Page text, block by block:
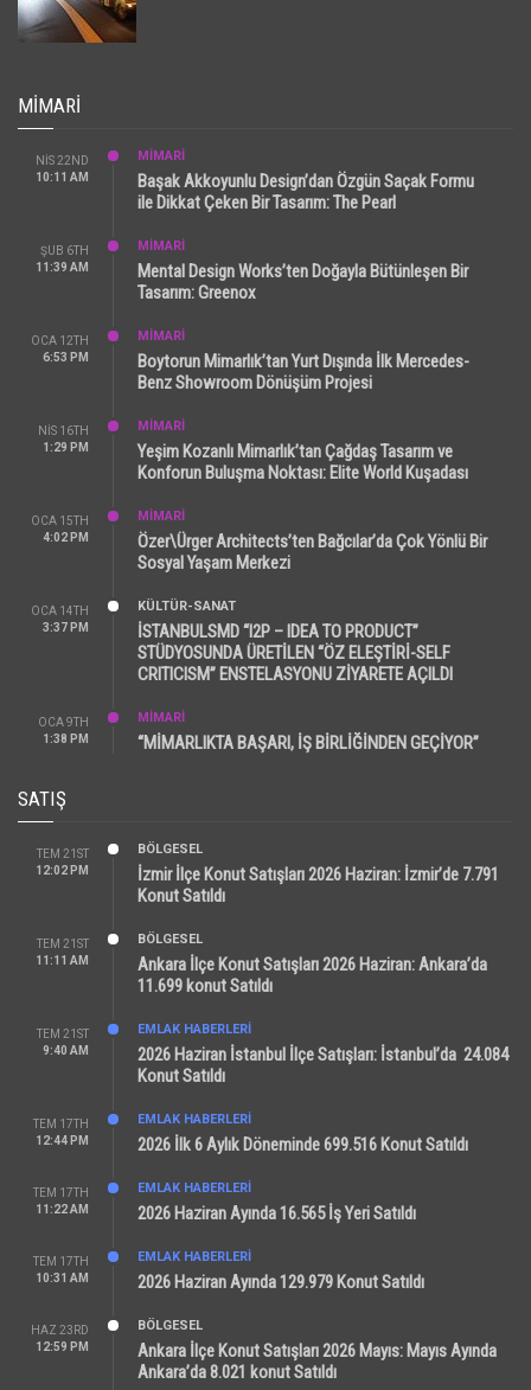
MIMARI
NIS 22ND
10:11 AM
MİMARİ
Başak Akkoyunlu Design’dan Özgün Saçak Formu
ile Dikkat Çeken Bir Tasarım: The Pearl
ŞUB 6TH
11:39 AM
MİMARİ
Mental Design Works’ten Doğayla Bütünleşen Bir
Tasarım: Greenox
OCA 12TH
6:53 PM
MİMARİ
Boytorun Mimarlık’tan Yurt Dışında İlk Mercedes-
Benz Showroom Dönüşüm Projesi
NIS 16TH
1:29 PM
MİMARİ
Yeşim Kozanlı Mimarlık’tan Çağdaş Tasarım ve
Konforun Buluşma Noktası: Elite World Kuşadası
OCA 15TH
4:02 PM
MİMARİ
Özer\Ürger Architects’ten Bağcılar’da Çok Yönlü Bir
Sosyal Yaşam Merkezi
OCA 14TH
3:37 PM
KÜLTÜR-SANAT
İSTANBULSMD “I2P – IDEA TO PRODUCT”
STÜDYOSUNDA ÜRETİLEN “ÖZ ELEŞTİRİ-SELF
CRITICISM” ENSTELASYONU ZİYARETE AÇILDI
OCA 9TH
1:38 PM
MİMARİ
“MİMARLIKTA BAŞARI, İŞ BİRLİĞİNDEN GEÇİYOR”
SATIŞ
TEM 21ST
12:02 PM
BÖLGESEL
İzmir İlçe Konut Satışları 2026 Haziran: İzmir’de 7.791
Konut Satıldı
TEM 21ST
11:11 AM
BÖLGESEL
Ankara İlçe Konut Satışları 2026 Haziran: Ankara’da
11.699 konut Satıldı
TEM 21ST
9:40 AM
EMLAK HABERLERI
2026 Haziran İstanbul İlçe Satışları: İstanbul’da 24.084
Konut Satıldı
TEM 17TH
12:44 PM
EMLAK HABERLERI
2026 İlk 6 Aylık Döneminde 699.516 Konut Satıldı
TEM 17TH
11:22 AM
EMLAK HABERLERI
2026 Haziran Ayında 16.565 İş Yeri Satıldı
TEM 17TH
10:31 AM
EMLAK HABERLERI
2026 Haziran Ayında 129.979 Konut Satıldı
HAZ 23RD
12:59 PM
BÖLGESEL
Ankara İlçe Konut Satışları 2026 Mayıs: Mayıs Ayında
Ankara’da 8.021 konut Satıldı